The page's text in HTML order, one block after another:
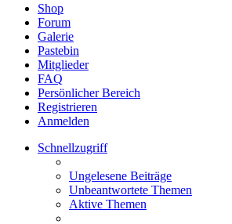
Shop
Forum
Galerie
Pastebin
Mitglieder
FAQ
Persönlicher Bereich
Registrieren
Anmelden
Schnellzugriff
Ungelesene Beiträge
Unbeantwortete Themen
Aktive Themen